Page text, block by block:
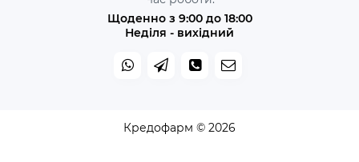
Щоденно з 9:00 до 18:00
Неділя - вихідний
Кредофарм © 2026